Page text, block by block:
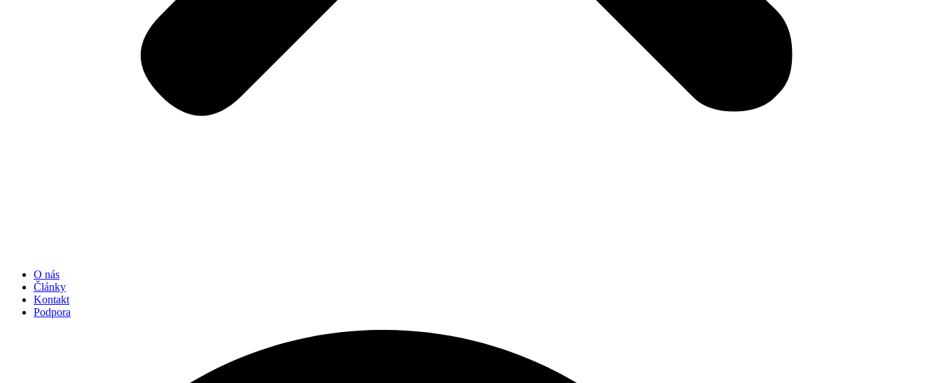
O nás
Články
Kontakt
Podpora